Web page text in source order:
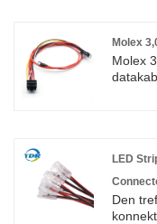
Molex
Molex
og
LED
Den